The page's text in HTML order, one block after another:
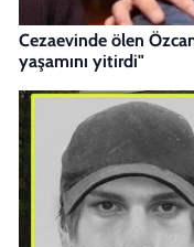
Cezaevinde ölen
yaşamını yitirdi"